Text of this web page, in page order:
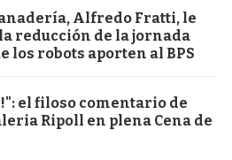
Alfredo Fratti, le
reducción de la jornada
los robots aporten al BPS
el filoso comentario de
Ripoll en plena Cena de